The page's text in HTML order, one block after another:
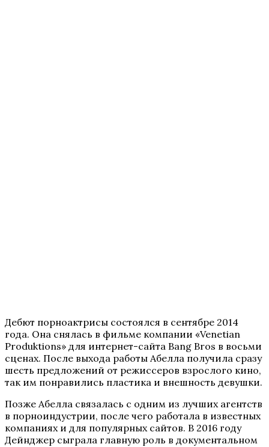
Дебют порноактрисы состоялся в сентябре 2014
года. Она снялась в фильме компании «Venetian
Produktions» для интернет-сайта Bang Bros в восьми
сценах. После выхода работы Абелла получила сразу
шесть предложений от режиссеров взрослого кино,
так им понравились пластика и внешность девушки.
Позже Абелла связалась с одним из лучших агентств
в порноиндустрии, после чего работала в известных
компаниях и для популярных сайтов. В 2016 году
Дейнджер сыграла главную роль в документальном